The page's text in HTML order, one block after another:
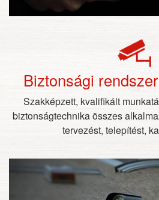
Biztonsági
Szakképzett, kvalifikált
biztonságtechnika összes
tervezést, telepítést,